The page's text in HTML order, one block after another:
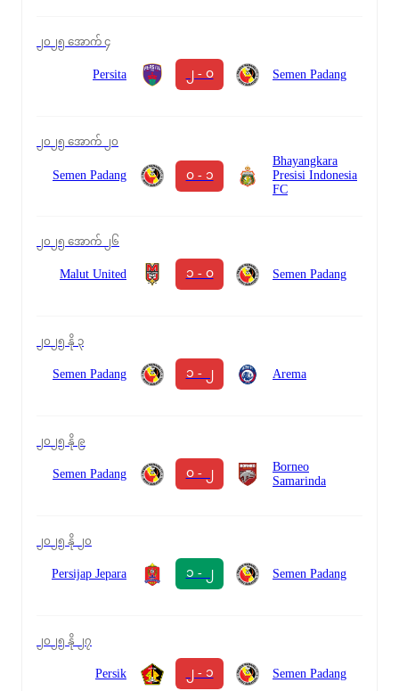
၂၀၂၅ အောက် ၄
Persita ၂ - ၀ Semen Padang
၂၀၂၅ အောက် ၂၀
Semen Padang ၀ - ၁
Bhayangkara
Presisi Indonesia
FC
၂၀၂၅ အောက် ၂၆
Malut United ၁ - ၀ Semen Padang
၂၀၂၅ နို ၃
Semen Padang ၁ - ၂ Arema
၂၀၂၅ နို ၉
Semen Padang ၀ - ၂
Borneo
Samarinda
၂၀၂၅ နို ၂၀
Persijap Jepara ၁ - ၂ Semen Padang
၂၀၂၅ နို ၂၇
Persik ၂ - ၁ Semen Padang